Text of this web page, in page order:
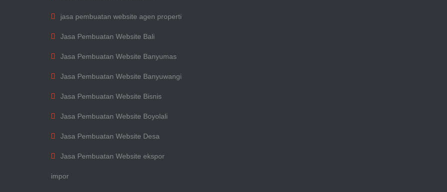
jasa pembuatan website agen properti
Jasa Pembuatan Website Bali
Jasa Pembuatan Website Banyumas
Jasa Pembuatan Website Banyuwangi
Jasa Pembuatan Website Bisnis
Jasa Pembuatan Website Boyolali
Jasa Pembuatan Website Desa
Jasa Pembuatan Website ekspor
impor